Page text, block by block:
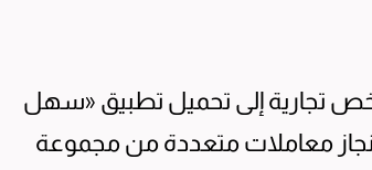
تجارية إلى تحميل تطبيق «سهل
معاملات متعددة من مجموعة